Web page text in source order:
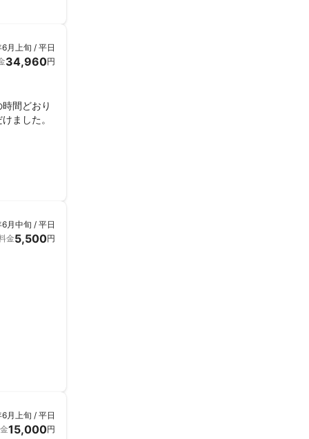
月上旬 / 平日
34,960円
間どおり
ました。
月中旬 / 平日
金5,500円
月上旬 / 平日
15,000円